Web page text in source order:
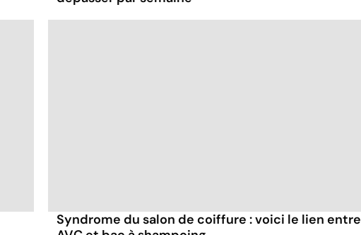
Syndrome du salon de coiffure : voici le lien entre